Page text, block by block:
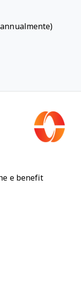
e benefit